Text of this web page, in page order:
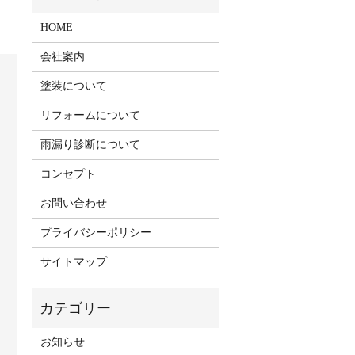
HOME
会社案内
塗装について
リフォームについて
雨漏り診断について
コンセプト
お問い合わせ
プライバシーポリシー
サイトマップ
お知らせ